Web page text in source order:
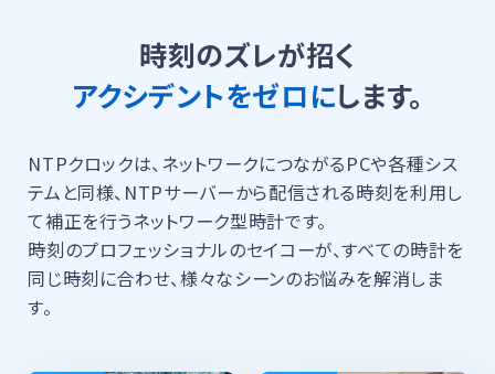
時刻のズレが招く
アクシデントをゼロにします。
NTPクロックは、ネットワークにつながるPCや各種シス
テムと同様、 NTPサーバーから配信される時刻を利用し
て補正を行うネットワーク型時計です。
時刻のプロフェッショナルのセイコーが、すべての時計を
同じ時刻に合わせ、様々なシーンのお悩みを解消しま
す。